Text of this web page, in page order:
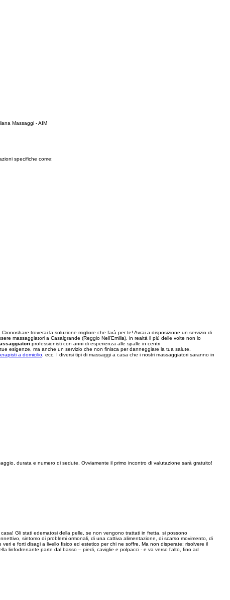
Massaggi - AIM
specifiche come:
troverai la soluzione migliore che farà per te! Avrai a disposizione un servizio di
massaggiatori a Casalgrande (Reggio Nell'Emilia), in realtà il più delle volte non lo
professionisti con anni di esperienza alle spalle in centri
esigenze, ma anche un servizio che non finisca per danneggiare la tua salute.
a domicilio, ecc. I diversi tipi di massaggi a casa che i nostri massaggiatori saranno in
durata e numero di sedute. Ovviamente il primo incontro di valutazione sarà gratuito!
Gli stati edematosi della pelle, se non vengono trattati in fretta, si possono
sintomo di problemi ormonali, di una cattiva alimentazione, di scarso movimento, di
e forti disagi a livello fisico ed estetico per chi ne soffre. Ma non disperate: risolvere il
linfodrenante parte dal basso – piedi, caviglie e polpacci - e va verso l’alto, fino ad